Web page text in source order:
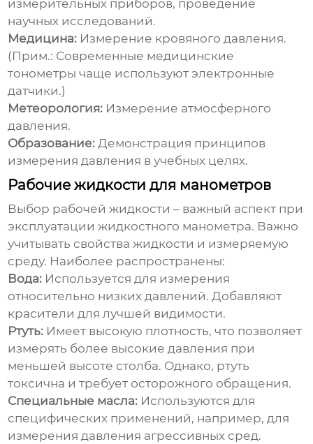
измерительных приборов, проведение
научных исследований.
Медицина: Измерение кровяного давления.
(Прим.: Современные медицинские
тонометры чаще используют электронные
датчики.)
Метеорология: Измерение атмосферного
давления.
Образование: Демонстрация принципов
измерения давления в учебных целях.
Рабочие жидкости для манометров
Выбор рабочей жидкости – важный аспект при
эксплуатации жидкостного манометра. Важно
учитывать свойства жидкости и измеряемую
среду. Наиболее распространены:
Вода: Используется для измерения
относительно низких давлений. Добавляют
красители для лучшей видимости.
Ртуть: Имеет высокую плотность, что позволяет
измерять более высокие давления при
меньшей высоте столба. Однако, ртуть
токсична и требует осторожного обращения.
Специальные масла: Используются для
специфических применений, например, для
измерения давления агрессивных сред.